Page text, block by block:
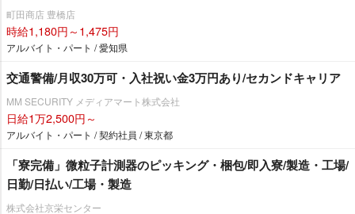
町田商店 豊橋店
時給1,180円～1,475円
アルバイト・パート / 愛知県
交通警備/月収30万可・入社祝い金3万円あり/セカンドキャリア
MM SECURITY メディアマート株式会社
日給1万2,500円～
アルバイト・パート / 契約社員 / 東京都
「寮完備」微粒子計測器のピッキング・梱包/即入寮/製造・工場/
日勤/日払い/工場・製造
株式会社京栄センター